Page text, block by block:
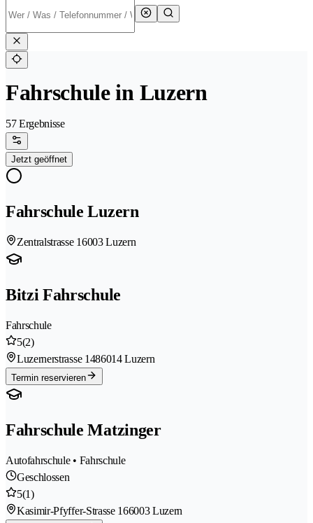
Fahrschule in Luzern
57 Ergebnisse
Jetzt geöffnet
Fahrschule Luzern
Zentralstrasse 16003 Luzern
Bitzi Fahrschule
Fahrschule
5(2)
Luzernerstrasse 1486014 Luzern
Termin reservieren
Fahrschule Matzinger
Autofahrschule • Fahrschule
Geschlossen
5(1)
Kasimir-Pfyffer-Strasse 166003 Luzern